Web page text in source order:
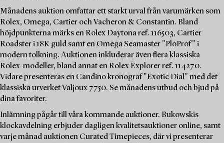
Månadens auktion omfattar ett starkt urval från varumärken som
Rolex, Omega, Cartier och Vacheron & Constantin. Bland
höjdpunkterna märks en Rolex Daytona ref. 116503, Cartier
Roadster i 18K guld samt en Omega Seamaster "PloProf" i
modern tolkning. Auktionen inkluderar även flera klassiska
Rolex-modeller, bland annat en Rolex Explorer ref. 114270.
Vidare presenteras en Candino kronograf "Exotic Dial" med det
klassiska urverket Valjoux 7750. Se månadens utbud och bjud på
dina favoriter.
Inlämning pågår till våra kommande auktioner. Bukowskis
klockavdelning erbjuder dagligen kvalitetsauktioner online, samt
varje månad auktionen Curated Timepieces, där vi presenterar